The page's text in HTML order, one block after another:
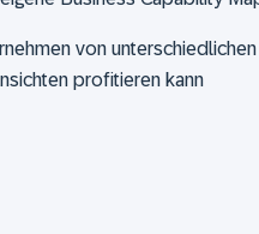
von
profitieren kann